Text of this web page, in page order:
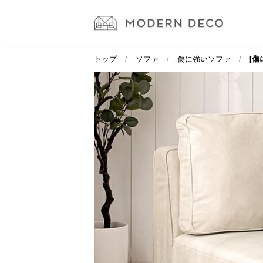
トップ ソファ 傷に強いソファ [傷